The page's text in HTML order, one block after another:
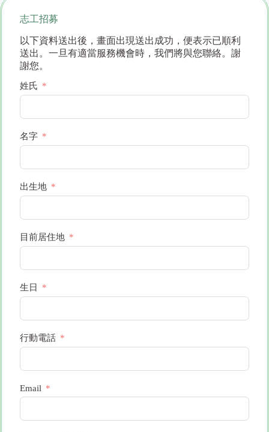
志工招募
以下資料送出後，畫面出現送出成功，便表示已順利
送出。一旦有適當服務機會時，我們將與您聯絡。謝
謝您。
姓氏
名字
出生地
目前居住地
生日
行動電話
Email